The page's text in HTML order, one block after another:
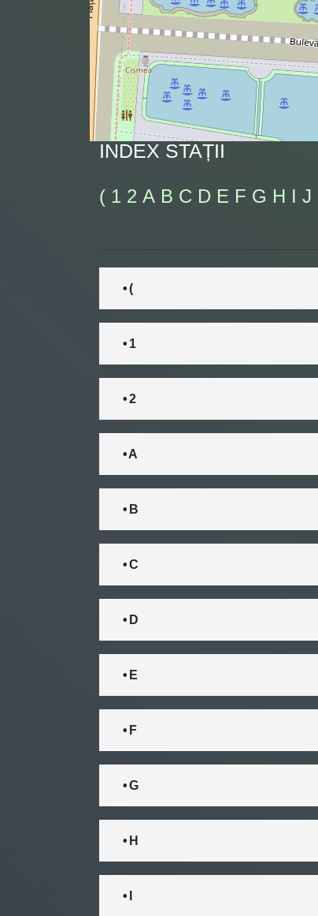
INDEX STAȚII
( 1 2 A B C D E F G H I J
• (
• 1
• 2
• A
• B
• C
• D
• E
• F
• G
• H
• I